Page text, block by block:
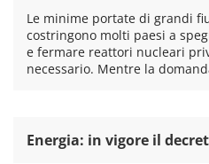
Le minime portate di grandi
costringono molti paesi a
e fermare reattori nucleari
necessario. Mentre la
Energia: in vigore il